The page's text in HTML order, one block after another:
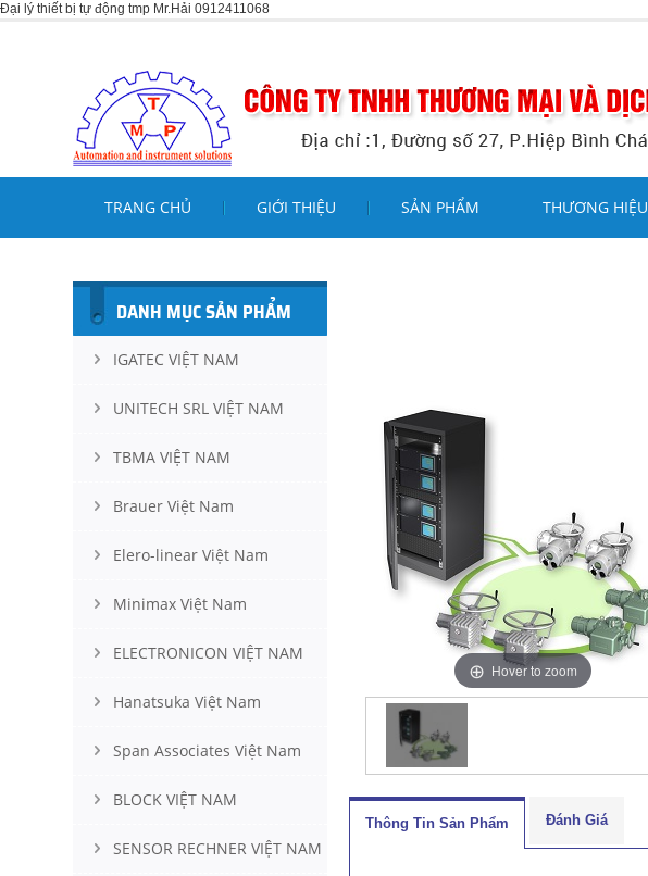
Đại lý thiết bị tự động tmp Mr.Hải 0912411068
TRANG CHỦ GIỚI THIỆU SẢN PHẨM THƯƠNG HIỆU
DANH MỤC SẢN PHẨM
IGATEC VIỆT NAM
UNITECH SRL VIỆT NAM
TBMA VIỆT NAM
Brauer Việt Nam
Elero-linear Việt Nam
Minimax Việt Nam
ELECTRONICON VIỆT NAM
Hanatsuka Việt Nam
Span Associates Việt Nam
BLOCK VIỆT NAM
SENSOR RECHNER VIỆT NAM
Hover to zoom
Thông Tin Sản Phẩm Đánh Giá